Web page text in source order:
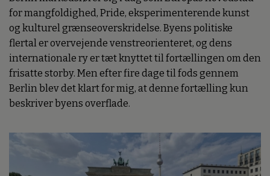
for mangfoldighed, Pride, eksperimenterende kunst
og kulturel grænseoverskridelse. Byens politiske
flertal er overvejende venstreorienteret, og dens
internationale ry er tæt knyttet til fortællingen om den
frisatte storby. Men efter fire dage til fods gennem
Berlin blev det klart for mig, at denne fortælling kun
beskriver byens overflade.